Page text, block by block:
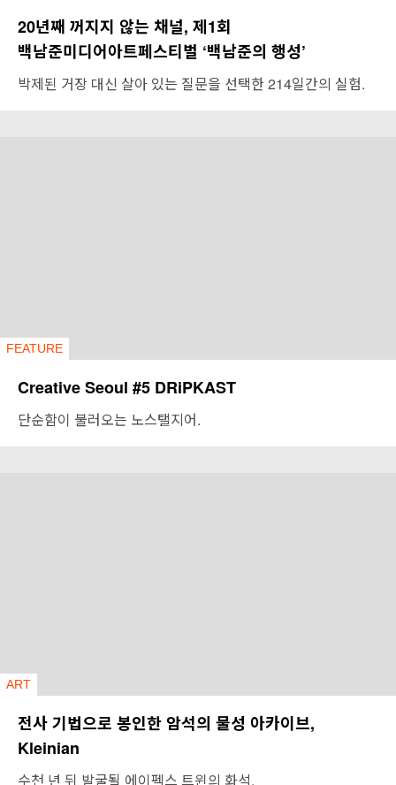
20년째 꺼지지 않는 채널, 제1회
백남준미디어아트페스티벌 ‘백남준의 행성’
박제된 거장 대신 살아 있는 질문을 선택한 214일간의 실험.
FEATURE
Creative Seoul #5 DRiPKAST
단순함이 불러오는 노스탤지어.
ART
전사 기법으로 봉인한 암석의 물성 아카이브,
Kleinian
수천 년 뒤 발굴될 에이펙스 트윈의 화석.